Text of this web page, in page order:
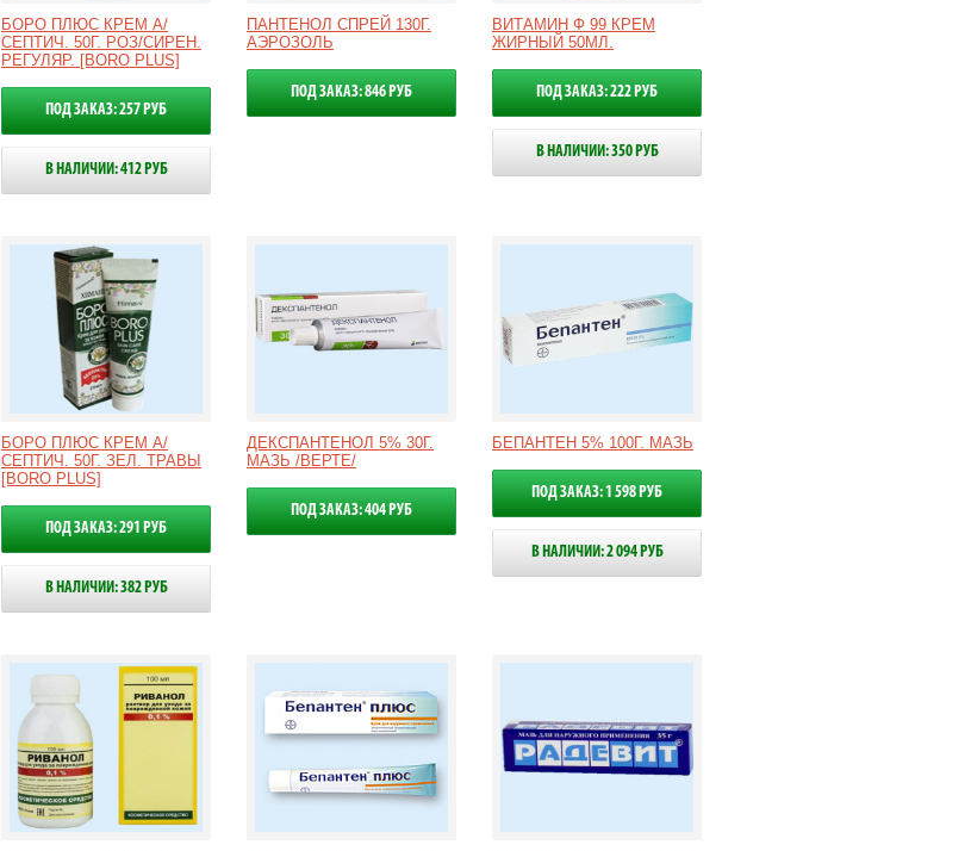
БОРО ПЛЮС КРЕМ А/
СЕПТИЧ. 50Г. РОЗ/СИРЕН.
РЕГУЛЯР. [BORO PLUS]
ПОД ЗАКАЗ: 257 РУБ
В НАЛИЧИИ: 412 РУБ
ПАНТЕНОЛ СПРЕЙ 130Г.
АЭРОЗОЛЬ
ПОД ЗАКАЗ: 846 РУБ
ВИТАМИН Ф 99 КРЕМ
ЖИРНЫЙ 50МЛ.
ПОД ЗАКАЗ: 222 РУБ
В НАЛИЧИИ: 350 РУБ
БОРО ПЛЮС КРЕМ А/
СЕПТИЧ. 50Г. ЗЕЛ. ТРАВЫ
[BORO PLUS]
ПОД ЗАКАЗ: 291 РУБ
В НАЛИЧИИ: 382 РУБ
ДЕКСПАНТЕНОЛ 5% 30Г.
МАЗЬ /ВЕРТЕ/
ПОД ЗАКАЗ: 404 РУБ
БЕПАНТЕН 5% 100Г. МАЗЬ
ПОД ЗАКАЗ: 1 598 РУБ
В НАЛИЧИИ: 2 094 РУБ